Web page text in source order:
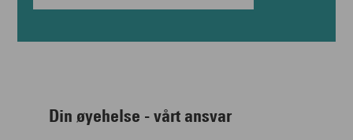
Din øyehelse - vårt ansvar